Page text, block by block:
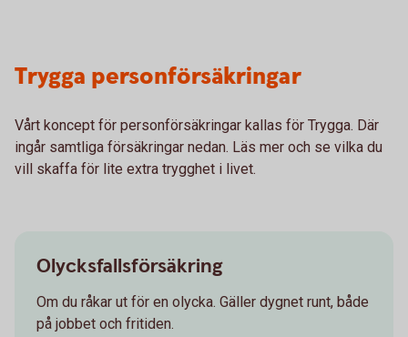
Trygga personförsäkringar
Vårt koncept för personförsäkringar kallas för Trygga. Där
ingår samtliga försäkringar nedan. Läs mer och se vilka du
vill skaffa för lite extra trygghet i livet.
Olycksfallsförsäkring
Om du råkar ut för en olycka. Gäller dygnet runt, både
på jobbet och fritiden.